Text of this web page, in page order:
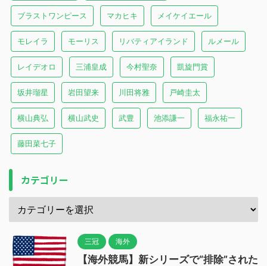
ブラストワンピース マカヒキ メイケイエール
モレイラ モーリス リバティアイランド ルメール
レイデオロ 三浦皇成 今村聖奈 凱旋門賞
坂井瑠星 岩田望来 川田将雅 戸崎圭太
横山典弘 横山武史 武豊 池添謙一 福永祐一
藤田菜七子
カテゴリー
三冠 海外
【海外競馬】新シリーズで“排除”された